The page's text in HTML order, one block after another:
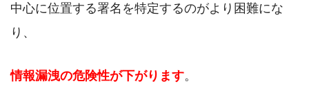
中心に位置する署名を特定するのがより困難にな
り、
情報漏洩の危険性が下がります。